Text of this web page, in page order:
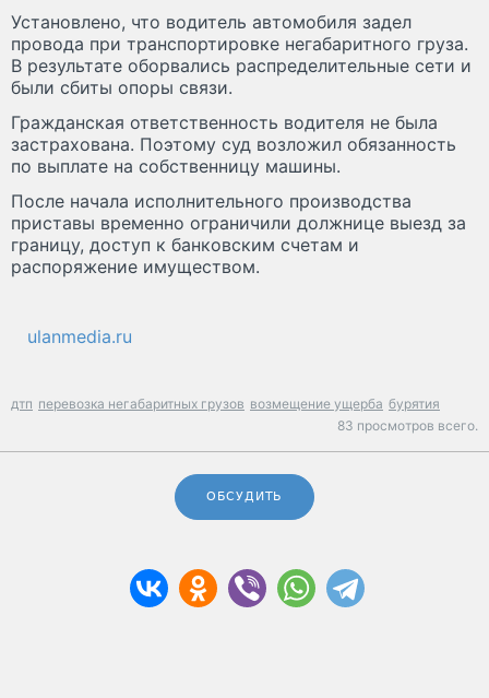
Установлено, что водитель автомобиля задел
провода при транспортировке негабаритного груза.
В результате оборвались распределительные сети и
были сбиты опоры связи.
Гражданская ответственность водителя не была
застрахована. Поэтому суд возложил обязанность
по выплате на собственницу машины.
После начала исполнительного производства
приставы временно ограничили должнице выезд за
границу, доступ к банковским счетам и
распоряжение имуществом.
ulanmedia.ru
дтп перевозка негабаритных грузов возмещение ущерба бурятия
83 просмотров всего.
ОБСУДИТЬ